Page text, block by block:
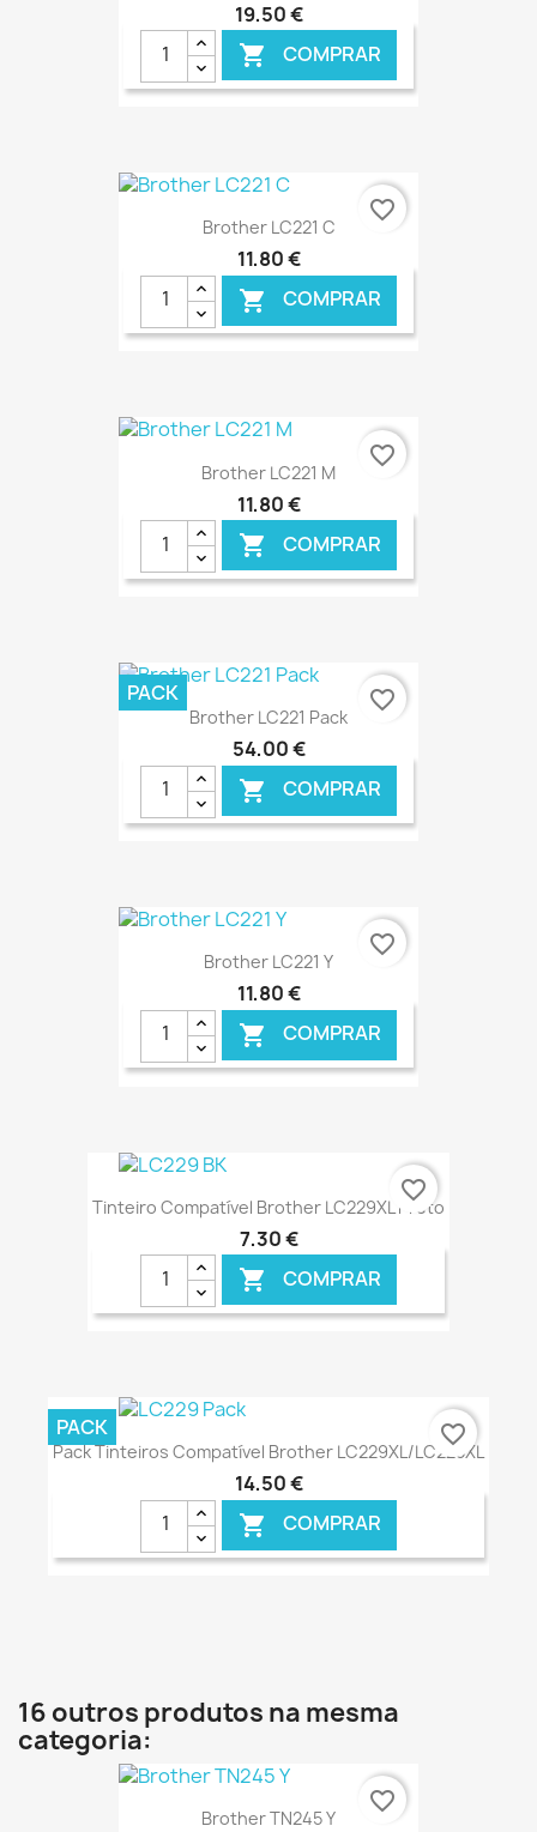
19,50 €
 COMPRAR
€ ONLINE
Brother LC221 C
11,80 €
 COMPRAR
€ ONLINE
favorite_border
Brother LC221 M
11,80 €
 COMPRAR
€ ONLINE
favorite_border
Brother LC221 Pack
54,00 €
 COMPRAR
€ ONLINE
PACK favorite_border
Brother LC221 Y
11,80 €
 COMPRAR
€ ONLINE
favorite_border
Tinteiro Compatível Brother LC229XL Preto
7,30 €
 COMPRAR
favorite_border
Pack Tinteiros Compatível Brother LC229XL/LC225XL
14,50 €
 COMPRAR
PACK favorite_border
16 outros produtos na mesma
categoria:
Brother TN245 Y
favorite_border